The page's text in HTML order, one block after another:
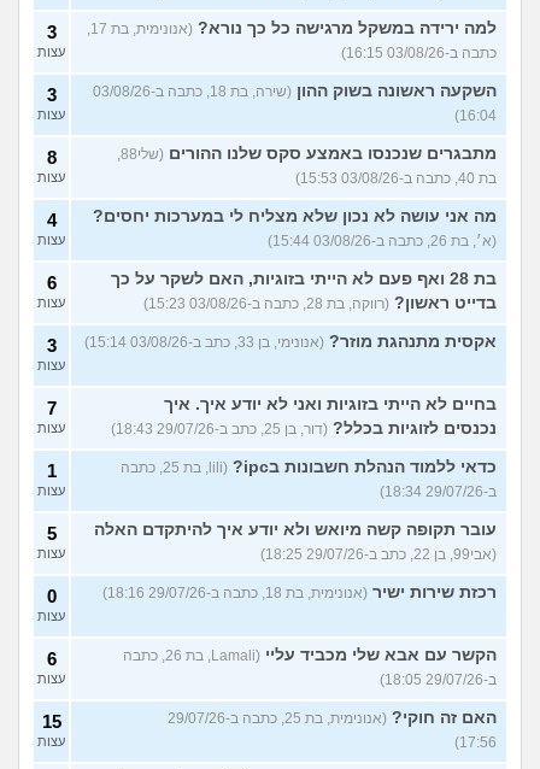
למה ירידה במשקל מרגישה כל כך נורא?
כתבה ב-03/08/26 16:15)
3
עצות
השקעה ראשונה בשוק ההון
(שירה, בת 18, כתבה ב-03/08/26
16:04)
3
עצות
מתבגרים שנכנסו באמצע סקס שלנו ההורים
בת 40, כתבה ב-03/08/26 15:53)
8
עצות
מה אני עושה לא נכון שלא מצליח לי במערכות יחסים?
(א׳, בת 26, כתבה ב-03/08/26 15:44)
4
עצות
בת 28 ואף פעם לא הייתי בזוגיות, האם לשקר על כך
בדייט ראשון? (רווקה, בת 28, כתבה ב-03/08/26 15:23)
6
עצות
אקסית מתנהגת מוזר? (אנונימי, בן 33, כתב ב-03/08/26 15:14) 3
עצות
בחיים לא הייתי בזוגיות ואני לא יודע איך. איך
נכנסים לזוגיות בכלל? (דור, בן 25, כתב ב-29/07/26 18:43)
7
עצות
כדאי ללמוד הנהלת חשבונות בipc?
(lili, בת 25, כתבה
ב-29/07/26 18:34)
1
עצות
עובר תקופה קשה מיואש ולא יודע איך להיתקדם האלה
(אבי99, בן 22, כתב ב-29/07/26 18:25)
5
עצות
רכזת שירות ישיר (אנונימית, בת 18, כתבה ב-29/07/26 18:16) 0
עצות
הקשר עם אבא שלי מכביד עליי
(Lamali, בת 26, כתבה
ב-29/07/26 18:05)
6
עצות
האם זה חוקי?
(אנונימית, בת 25, כתבה ב-29/07/26
17:56)
15
עצות